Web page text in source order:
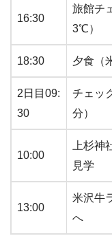
16:30
旅館チ
3℃）
18:30 夕食（
2日目09:
30
チェッ
分）
10:00
上杉
見学
13:00
米沢牛
へ